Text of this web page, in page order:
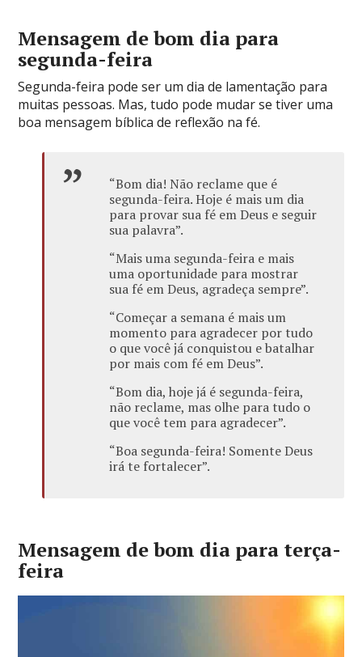
Mensagem de bom dia para
segunda-feira
Segunda-feira pode ser um dia de lamentação para
muitas pessoas. Mas, tudo pode mudar se tiver uma
boa mensagem bíblica de reflexão na fé.
“Bom dia! Não reclame que é
segunda-feira. Hoje é mais um dia
para provar sua fé em Deus e seguir
sua palavra”.
“Mais uma segunda-feira e mais
uma oportunidade para mostrar
sua fé em Deus, agradeça sempre”.
“Começar a semana é mais um
momento para agradecer por tudo
o que você já conquistou e batalhar
por mais com fé em Deus”.
“Bom dia, hoje já é segunda-feira,
não reclame, mas olhe para tudo o
que você tem para agradecer”.
“Boa segunda-feira! Somente Deus
irá te fortalecer”.
Mensagem de bom dia para terça-
feira